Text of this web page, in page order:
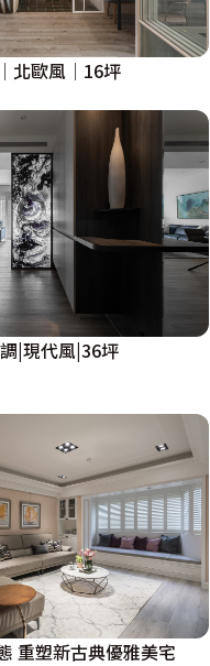
北歐風│16坪
|現代風|36坪
重塑新古典優雅美宅